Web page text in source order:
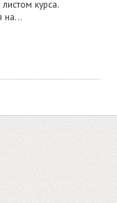
курса.
на…